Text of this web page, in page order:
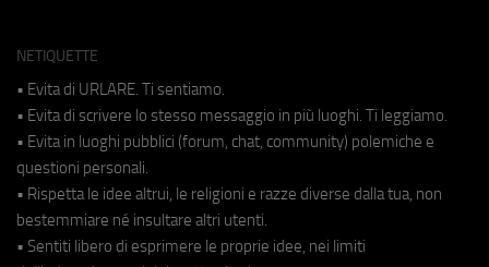
NETIQUETTE
• Evita di URLARE. Ti sentiamo.
• Evita di scrivere lo stesso messaggio in più luoghi. Ti leggiamo.
• Evita in luoghi pubblici (forum, chat, community) polemiche e
questioni personali.
• Rispetta le idee altrui, le religioni e razze diverse dalla tua, non
bestemmiare né insultare altri utenti.
• Sentiti libero di esprimere le proprie idee, nei limiti